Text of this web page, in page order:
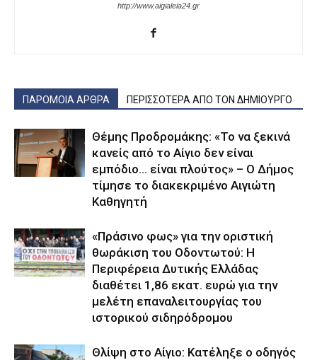
http://www.aigialeia24.gr
ΠΑΡΟΜΟΙΑ ΑΡΘΡΑ ΠΕΡΙΣΣΟΤΕΡΑ ΑΠΟ ΤΟΝ ΔΗΜΙΟΥΡΓΟ
Θέμης Προδρομάκης: «Το να ξεκινά
κανείς από το Αίγιο δεν είναι
εμπόδιο… είναι πλούτος» – O Δήμος
τίμησε το διακεκριμένο Αιγιώτη
Καθηγητή
«Πράσινο φως» για την οριστική
θωράκιση του Οδοντωτού: Η
Περιφέρεια Δυτικής Ελλάδας
διαθέτει 1,86 εκατ. ευρώ για την
μελέτη επαναλειτουργίας του
ιστορικού σιδηρόδρομου
Θλίψη στο Αίγιο: Κατέληξε ο οδηγός